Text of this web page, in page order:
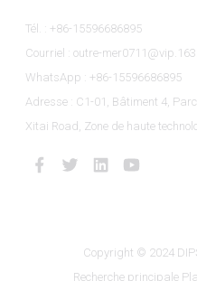
Tél. : +86-15596686895
Courriel : outre-
WhatsApp : +86-15596686895
Adresse : C1-01, Bâtiment 4,
Xitai Road, Zone de haute
Copyright © 2024
Recherche principale